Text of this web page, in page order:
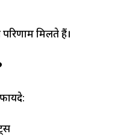
मिलते हैं।